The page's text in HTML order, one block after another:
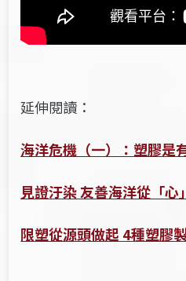
延伸閱讀：
海洋危機（一）：塑膠是
見證汙染 友善海洋從「心
限塑從源頭做起 4種塑膠